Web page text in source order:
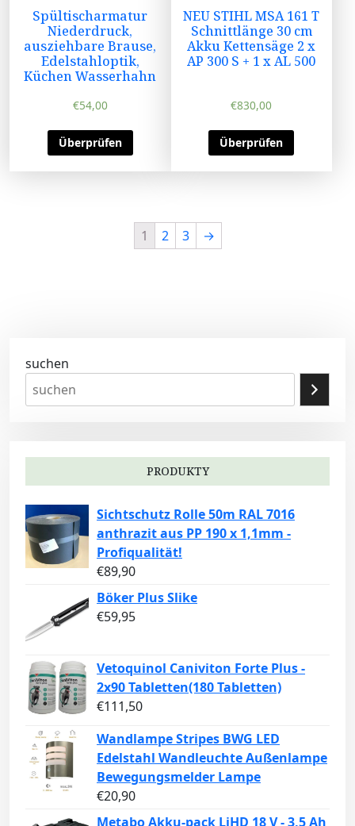
Spültischarmatur
Niederdruck,
ausziehbare Brause,
Edelstahloptik,
Küchen Wasserhahn
€54,00
Überprüfen
NEU STIHL MSA 161 T
Schnittlänge 30 cm
Akku Kettensäge 2 x
AP 300 S + 1 x AL 500
€830,00
Überprüfen
1 2 3 →
suchen
PRODUKTY
Sichtschutz Rolle 50m RAL 7016
anthrazit aus PP 190 x 1,1mm -
Profiqualität!
€89,90
Böker Plus Slike
€59,95
Vetoquinol Caniviton Forte Plus -
2x90 Tabletten(180 Tabletten)
€111,50
Wandlampe Stripes BWG LED
Edelstahl Wandleuchte Außenlampe
Bewegungsmelder Lampe
€20,90
Metabo Akku-pack LiHD 18 V - 3,5 Ah